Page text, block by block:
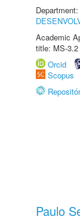
Department:
Academic
title: MS-3.2
Orcid
Scopus
Paulo